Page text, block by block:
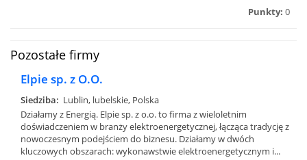
Punkty: 0
Pozostałe firmy
Elpie sp. z O.O.
Siedziba: Lublin, lubelskie, Polska
Działamy z Energią. Elpie sp. z o.o. to firma z wieloletnim
doświadczeniem w branży elektroenergetycznej, łącząca tradycję z
nowoczesnym podejściem do biznesu. Działamy w dwóch
kluczowych obszarach: wykonawstwie elektroenergetycznym i...